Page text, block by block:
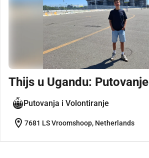
Thijs u Ugandu: Putovanje
Putovanja i Volontiranje
location_on 7681 LS Vroomshoop, Netherlands